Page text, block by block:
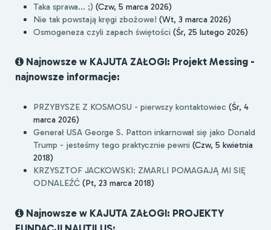
Taka sprawa... ;) (Czw, 5 marca 2026)
Nie tak powstają kręgi zbożowe! (Wt, 3 marca 2026)
Osmogeneza czyli zapach świętości (Śr, 25 lutego 2026)
Najnowsze w KAJUTA ZAŁOGI: Projekt Messing -
najnowsze informacje:
PRZYBYSZE Z KOSMOSU - pierwszy kontaktowiec (Śr, 4
marca 2026)
Generał USA George S. Patton inkarnował się jako Donald
Trump - jesteśmy tego praktycznie pewni (Czw, 5 kwietnia
2018)
KRZYSZTOF JACKOWSKI: ZMARLI POMAGAJĄ MI SIĘ
ODNALEŹĆ (Pt, 23 marca 2018)
Najnowsze w KAJUTA ZAŁOGI: PROJEKTY